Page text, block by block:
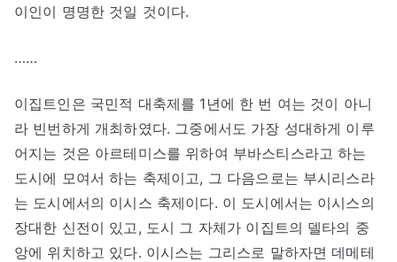
이인이 명명한 것일 것이다.
……
이집트인은 국민적 대축제를 1년에 한 번 여는 것이 아니
라 빈번하게 개최하였다. 그중에서도 가장 성대하게 이루
어지는 것은 아르테미스를 위하여 부바스티스라고 하는
도시에 모여서 하는 축제이고, 그 다음으로는 부시리스라
는 도시에서의 이시스 축제이다. 이 도시에서는 이시스의
장대한 신전이 있고, 도시 그 자체가 이집트의 델타의 중
앙에 위치하고 있다. 이시스는 그리스로 말하자면 데메테